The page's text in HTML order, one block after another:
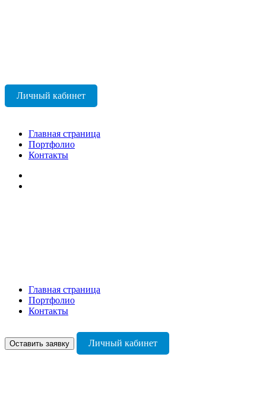
Личный кабинет
Главная страница
Портфолио
Контакты
Главная страница
Портфолио
Контакты
Оставить заявку Личный кабинет